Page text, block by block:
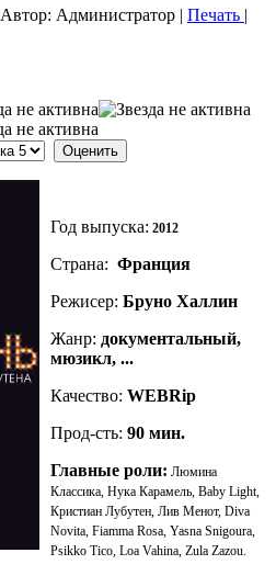
Автор: Администратор | Печать |
Год выпуска: 2012
Страна: Франция
Режисер: Бруно Халлин
Жанр: документальный,
мюзикл, ...
Качество: WEBRip
Прод-сть: 90 мин.
Главные роли: Люмина
Классика, Нука Карамель, Baby Light,
Кристиан Лубутен, Лив Менот, Diva
Novita, Fiamma Rosa, Yasna Snigoura,
Psikko Tico, Loa Vahina, Zula Zazou.